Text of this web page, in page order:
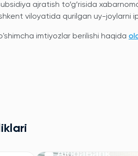
ajratish to‘g‘risida
viloyatida qurilgan uy-joylarni
imtiyozlar berilishi haqida